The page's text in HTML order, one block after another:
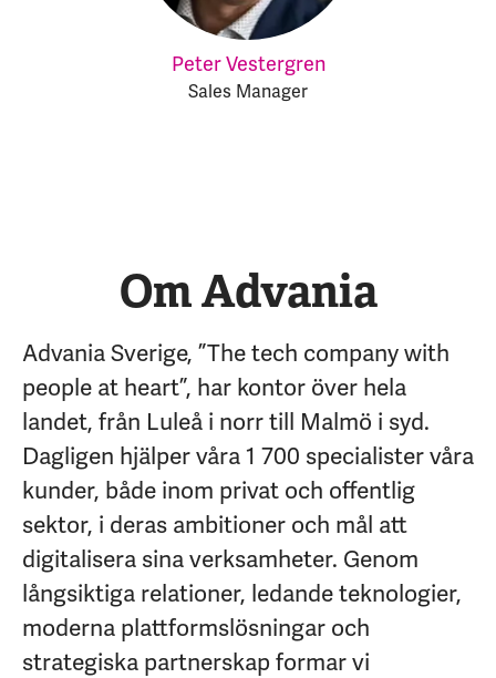
Peter Vestergren
Sales Manager
Om Advania
Advania Sverige, ”The tech company with
people at heart”, har kontor över hela
landet, från Luleå i norr till Malmö i syd.
Dagligen hjälper våra 1 700 specialister våra
kunder, både inom privat och offentlig
sektor, i deras ambitioner och mål att
digitalisera sina verksamheter. Genom
långsiktiga relationer, ledande teknologier,
moderna plattformslösningar och
strategiska partnerskap formar vi